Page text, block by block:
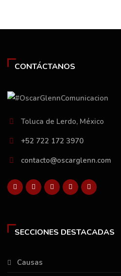
CONTÁCTANOS
Toluca de Lerdo, México
+52 722 172 3970
contacto@oscarglenn.com
SECCIONES DESTACADAS
Causas